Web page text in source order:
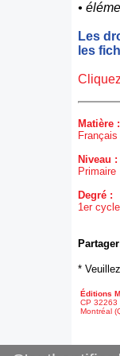
•
Les
les
Matière :
Français
Niveau :
Primaire
Degré :
1er
*
Éditions
CP 32263
Montréal